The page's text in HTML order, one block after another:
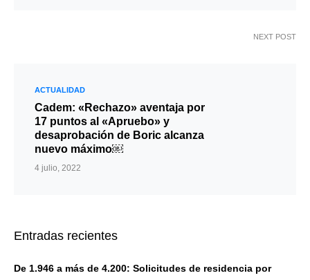
NEXT POST
ACTUALIDAD
Cadem: «Rechazo» aventaja por
17 puntos al «Apruebo» y
desaprobación de Boric alcanza
nuevo máximo￼
4 julio, 2022
Entradas recientes
De 1.946 a más de 4.200: Solicitudes de residencia por